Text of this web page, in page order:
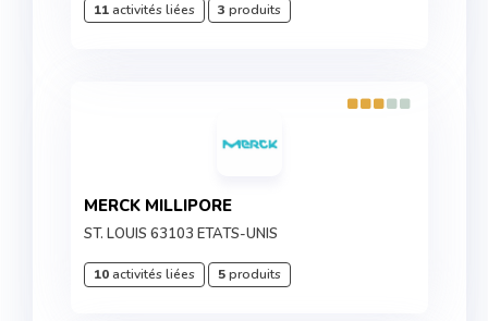
11activités liées 3 produits
MERCK MILLIPORE
ST. LOUIS 63103 ETATS-UNIS
10activités liées 5produits